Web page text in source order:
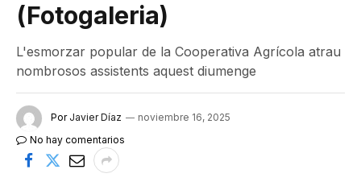
(Fotogaleria)
L'esmorzar popular de la Cooperativa Agrícola atrau
nombrosos assistents aquest diumenge
Por Javier Díaz
noviembre 16, 2025
No hay comentarios